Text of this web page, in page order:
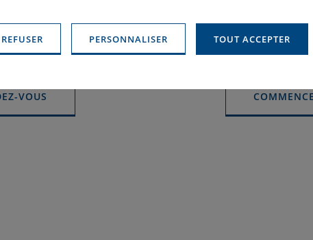
nos experts en salle
votre projet.
VOUS
Parcourez nos
concevoir votre
TOUT ACCEPTER
PERSONNALISER